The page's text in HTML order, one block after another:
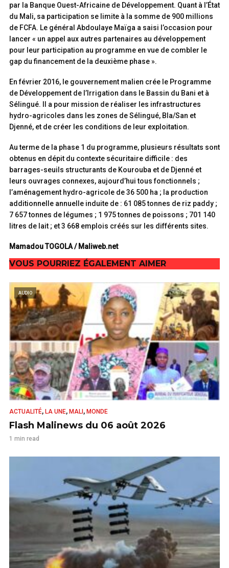
par la Banque Ouest-Africaine de Développement. Quant à l’État
du Mali, sa participation se limite à la somme de 900 millions
de FCFA. Le général Abdoulaye Maïga a saisi l’occasion pour
lancer « un appel aux autres partenaires au développement
pour leur participation au programme en vue de combler le
gap du financement de la deuxième phase ».
En février 2016, le gouvernement malien crée le Programme
de Développement de l’Irrigation dans le Bassin du Bani et à
Sélingué. Il a pour mission de réaliser les infrastructures
hydro-agricoles dans les zones de Sélingué, Bla/San et
Djenné, et de créer les conditions de leur exploitation.
Au terme de la phase 1 du programme, plusieurs résultats sont
obtenus en dépit du contexte sécuritaire difficile : des
barrages-seuils structurants de Kourouba et de Djenné et
leurs ouvrages connexes, aujourd’hui tous fonctionnels ;
l’aménagement hydro-agricole de 36 500 ha ; la production
additionnelle annuelle induite de : 61 085 tonnes de riz paddy ;
7 657 tonnes de légumes ; 1 975 tonnes de poissons ; 701 140
litres de lait ; et 3 668 emplois créés sur les différents sites.
Mamadou TOGOLA / Maliweb.net
VOUS POURRIEZ ÉGALEMENT AIMER
AUDIO
ACTUALITÉ, LA UNE, MALI , MONDE
Flash Malinews du 06 août 2026
1 min read